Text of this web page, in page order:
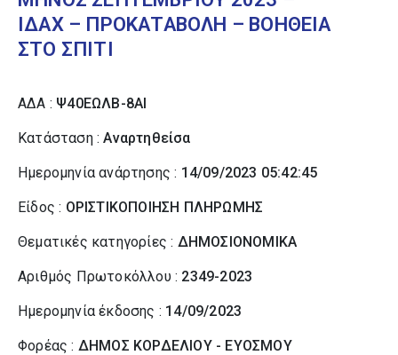
ΙΔΑΧ – ΠΡΟΚΑΤΑΒΟΛΗ – ΒΟΗΘΕΙΑ
ΣΤΟ ΣΠΙΤΙ
ΑΔΑ : Ψ40ΕΩΛΒ-8ΑΙ
Κατάσταση :Αναρτηθείσα
Ημερομηνία ανάρτησης : 14/09/2023 05:42:45
Είδος : ΟΡΙΣΤΙΚΟΠΟΙΗΣΗ ΠΛΗΡΩΜΗΣ
Θεματικές κατηγορίες : ΔΗΜΟΣΙΟΝΟΜΙΚΑ
Αριθμός Πρωτοκόλλου : 2349-2023
Ημερομηνία έκδοσης : 14/09/2023
Φορέας : ΔΗΜΟΣ ΚΟΡΔΕΛΙΟΥ - ΕΥΟΣΜΟΥ